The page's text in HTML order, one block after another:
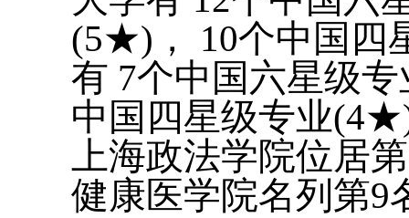
(5★)， 10个中国四
有 7个中国六星级
中国四星级专业
上海政法学院位居
健康医学院名列第9